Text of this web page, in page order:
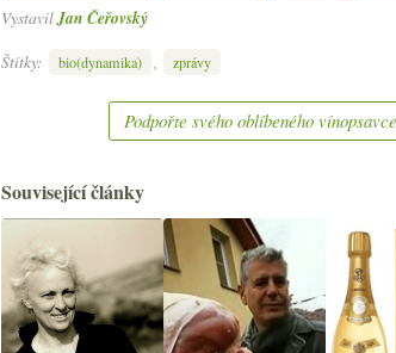
VystavilJan Čeřovský
Štítky:
bio(dynamika) zprávy
Podpořte svého oblíbeného
Související články